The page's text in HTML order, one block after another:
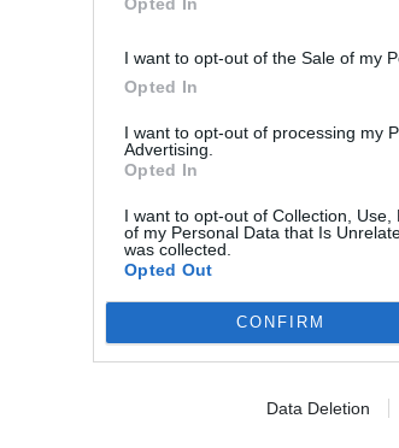
I want to opt-out of the Sale of my
Opted In
I want to opt-out of processing my
Advertising.
Opted In
I want to opt-out of Collection,
of my Personal Data that Is
was collected.
Opted Out
CONFIRM
Data Deletion